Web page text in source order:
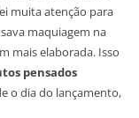
muita atenção para
maquiagem na
mais elaborada. Isso
pensados
o dia do lançamento,